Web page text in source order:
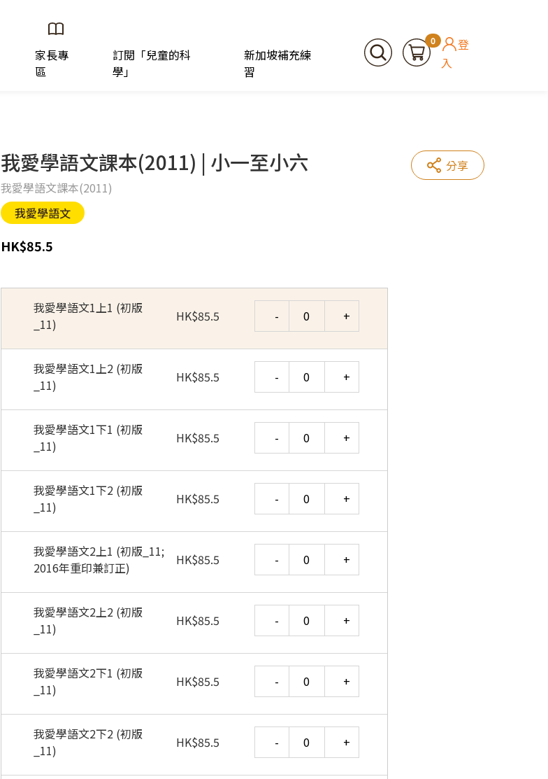
家長專
區
訂閱「兒童的科
學」
新加坡補充練
習
0
登
入
我愛學語文課本(2011) | 小一至小六
我愛學語文課本(2011)
我愛學語文
HK$85.5
我愛學語文1上1 (初版
_11)
HK$85.5
我愛學語文1上2 (初版
_11)
HK$85.5
我愛學語文1下1 (初版
_11)
HK$85.5
我愛學語文1下2 (初版
_11)
HK$85.5
我愛學語文2上1 (初版_11;
2016年重印兼訂正)
HK$85.5
我愛學語文2上2 (初版
_11)
HK$85.5
我愛學語文2下1 (初版
_11)
HK$85.5
我愛學語文2下2 (初版
_11)
HK$85.5
分享